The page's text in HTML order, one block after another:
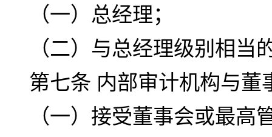
（一）总经理；
（二）与总经理级别相当
第七条 内部审计机构与
（一）接受董事会或最高